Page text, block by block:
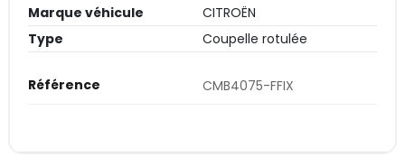
Marque véhicule
CITROËN
Type
Coupelle rotulée
Référence CMB4075-FFIX